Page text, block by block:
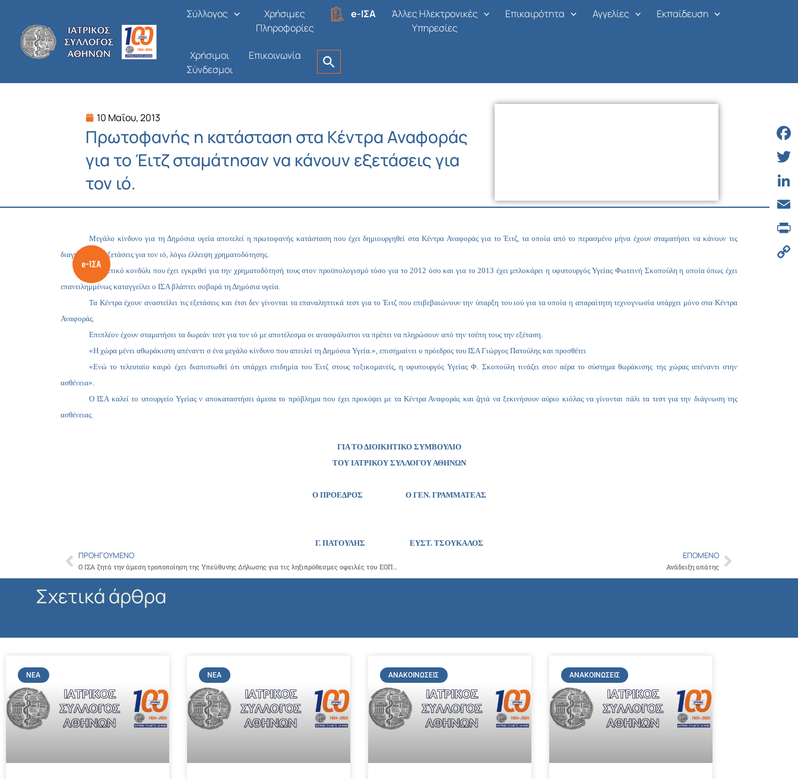
περιεχόμενο
Σύλλογος
Χρήσιμες
Πληροφορίες
e-ΙΣΑ
Άλλες Ηλεκτρονικές
Υπηρεσίες
Επικαιρότητα Αγγελίες Εκπαίδευση
Χρήσιμοι
Σύνδεσμοι
Επικοινωνία
10 Μαΐου, 2013
Πρωτοφανής η κατάσταση στα Κέντρα Αναφοράς
για το Έιτζ σταμάτησαν να κάνουν εξετάσεις για
τον ιό.
Μεγάλο κίνδυνο για τη Δημόσια υγεία αποτελεί η πρωτοφανής κατάσταση που έχει δημιουργηθεί στα Κέντρα Αναφοράς για το Έιτζ, τα οποία από το περασμένο μήνα έχουν σταματήσει να κάνουν τις
διαγνωστικές εξετάσεις για τον ιό, λόγω έλλειψη χρηματοδότησης.
Το σχετικό κονδύλι που έχει εγκριθεί για την χρηματοδότησή τους στον προϋπολογισμό τόσο για το 2012 όσο και για το 2013 έχει μπλοκάρει η υφυπουργός Υγείας Φωτεινή Σκοπούλη η οποία όπως έχει
επανειλημμένως καταγγείλει ο ΙΣΑ βλάπτει σοβαρά τη Δημόσια υγεία.
Τα Κέντρα έχουν αναστείλει τις εξετάσεις και έτσι δεν γίνονται τα επαναληπτικά τεστ για το Έιτζ που επιβεβαιώνουν την ύπαρξη του ιού για τα οποία η απαραίτητη τεχνογνωσία υπάρχει μόνο στα Κέντρα
Αναφοράς.
Επιπλέον έχουν σταματήσει τα δωρεάν τεστ για τον ιό με αποτέλεσμα οι ανασφάλιστοι να πρέπει να πληρώσουν από την τσέπη τους την εξέταση.
«Η χώρα μένει αθωράκιστη απέναντι σ ένα μεγάλο κίνδυνο που απειλεί τη Δημόσια Υγεία.», επισημαίνει ο πρόεδρος του ΙΣΑ Γιώργος Πατούλης και προσθέτει
«Ενώ το τελευταίο καιρό έχει διαπιστωθεί ότι υπάρχει επιδημία του Έιτζ στους τοξικομανείς, η υφυπουργός Υγείας Φ. Σκοπούλη τινάζει στον αέρα το σύστημα θωράκισης της χώρας απέναντι στην
ασθένεια».
Ο ΙΣΑ καλεί το υπουργείο Υγείας ν αποκαταστήσει άμεσα το πρόβλημα που έχει προκύψει με τα Κέντρα Αναφοράς και ζητά να ξεκινήσουν αύριο κιόλας να γίνονται πάλι τα τεστ για την διάγνωση της
ασθένειας.
ΓΙΑ ΤΟ ΔΙΟΙΚΗΤΙΚΟ ΣΥΜΒΟΥΛΙΟ
ΤΟΥ ΙΑΤΡΙΚΟΥ ΣΥΛΛΟΓΟΥ ΑΘΗΝΩΝ
Ο ΠΡΟΕΔΡΟΣ Ο ΓΕΝ. ΓΡΑΜΜΑΤΕΑΣ
Γ. ΠΑΤΟΥΛΗΣ ΕΥΣΤ. ΤΣΟΥΚΑΛΟΣ
Prev
ΠΡΟΗΓΟΎΜΕΝΟ
Ο ΙΣΑ ζητά την άμεση τροποποίηση της Υπεύθυνης Δήλωσης για τις ληξιπρόθεσμες οφειλές του ΕΟΠΥΥ
ΕΠΌΜΕΝΟ
Ανάδειξη απάτηςNext
Σχετικά άρθρα
ΝΈΑ ΝΈΑ ΑΝΑΚΟΙΝΏΣΕΙΣ ΑΝΑΚΟΙΝΏΣΕΙΣ
Email
Print